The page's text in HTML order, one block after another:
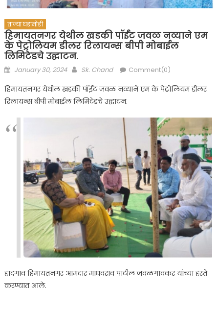
ताज्या घडामोडी
हिमायतनगर येथील खडकी पॉईंट जवळ नव्याने एम
के पेट्रोलियम डीलर रिलायन्स बीपी मोबाईल
लिमिटेडचे उद्घाटन.
Posted
January 30, 2024 Author
Sk. Chand Comment(0)
हिमायतनगर येथील खडकी पॉईंट जवळ नव्याने एम के पेट्रोलियम डीलर
रिलायन्स बीपी मोबाईल लिमिटेडचे उद्घाटन.
हादगाव हिमायतनगर आमदार माधवराव पाटील जवळगावकर यांच्या हस्ते
करण्यात आले.